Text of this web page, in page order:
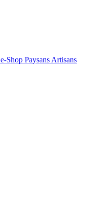
e-Shop Paysans Artisans